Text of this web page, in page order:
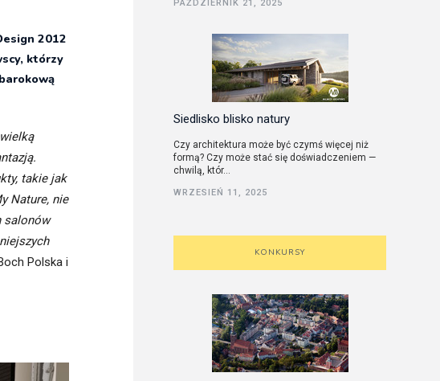
Prawo autorskie
2012
którzy
takie jak
Nature, nie
salonów
Polska i
PAŹDZIERNIK 21, 2025
Siedlisko blisko natury
Czy architektura może być czymś więcej niż
formą? Czy może stać się doświadczeniem —
chwilą, któr...
WRZESIEŃ 11, 2025
KONKURSY